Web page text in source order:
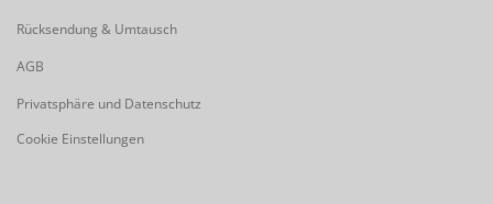
Rücksendung & Umtausch
AGB
Privatsphäre und Datenschutz
Cookie Einstellungen